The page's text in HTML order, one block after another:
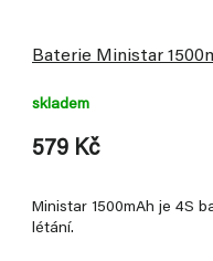
Baterie Ministar
skladem
579 Kč
Ministar 1500mAh je 4S
létání.